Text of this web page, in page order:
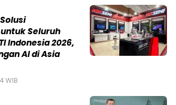
Seluruh
Indonesia 2026,
AI di Asia
WIB